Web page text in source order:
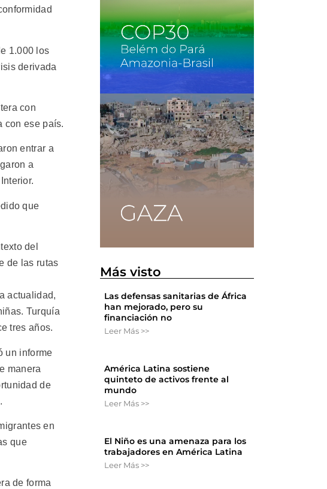
1.000 los
derivada
con
con ese país.
entrar a
a
que
del
de las rutas
actualidad,
Turquía
tres años.
un informe
manera
de
en
que
de forma
Más visto
Las defensas sanitarias de África
han mejorado, pero su
financiación no
Leer Más >>
América Latina sostiene
quinteto de activos frente al
mundo
Leer Más >>
El Niño es una amenaza para los
trabajadores en América Latina
Leer Más >>